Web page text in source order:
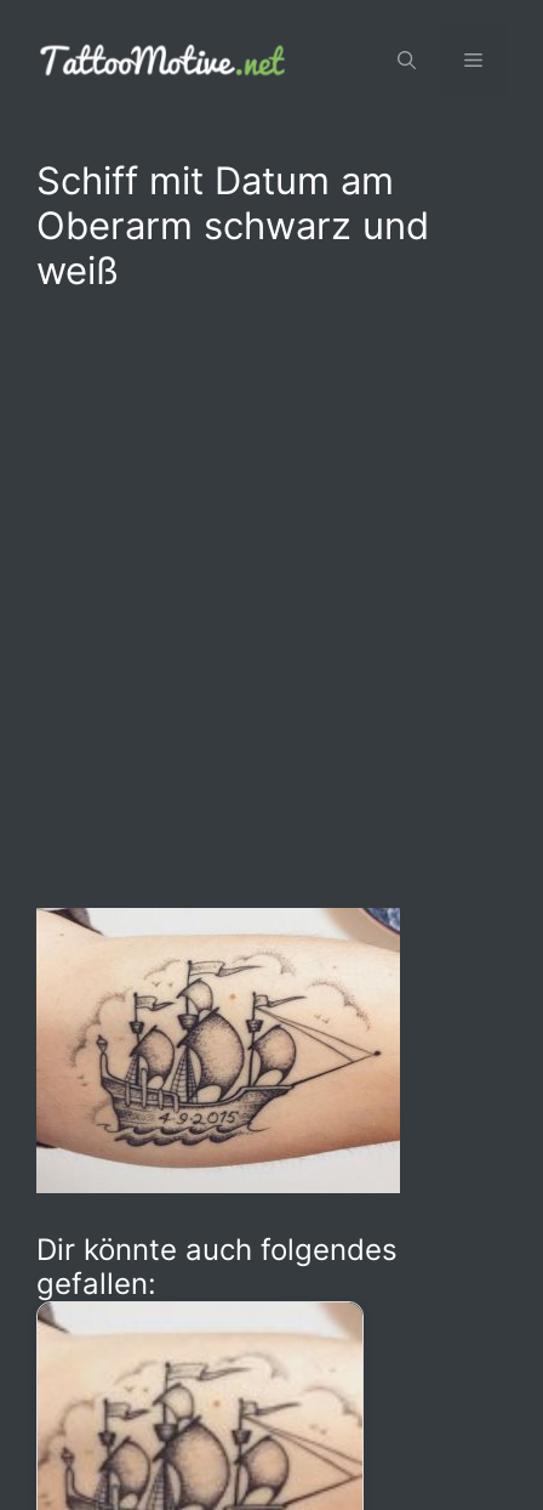
Inhalt
springen
Menü
Schiff mit Datum am
Oberarm schwarz und
weiß
Dir könnte auch folgendes
gefallen: